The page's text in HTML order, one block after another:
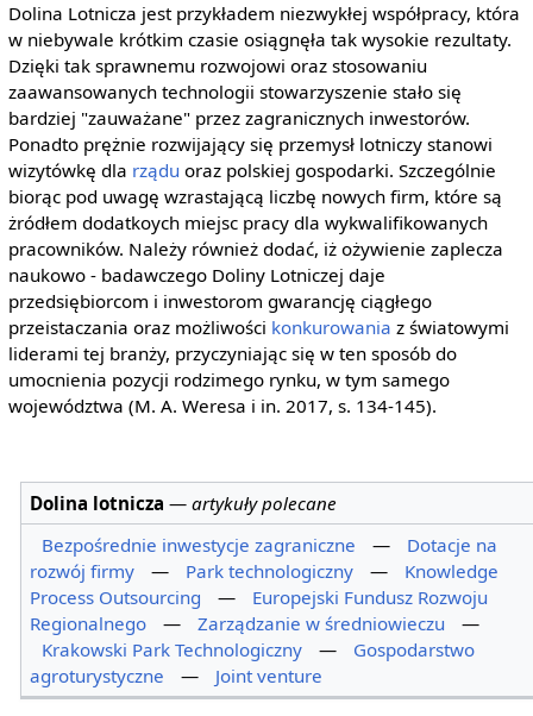
Dolina Lotnicza jest przykładem niezwykłej współpracy, która
w niebywale krótkim czasie osiągnęła tak wysokie rezultaty.
Dzięki tak sprawnemu rozwojowi oraz stosowaniu
zaawansowanych technologii stowarzyszenie stało się
bardziej "zauważane" przez zagranicznych inwestorów.
Ponadto prężnie rozwijający się przemysł lotniczy stanowi
wizytówkę dla rządu oraz polskiej gospodarki. Szczególnie
biorąc pod uwagę wzrastającą liczbę nowych firm, które są
żródłem dodatkoych miejsc pracy dla wykwalifikowanych
pracowników. Należy również dodać, iż ożywienie zaplecza
naukowo - badawczego Doliny Lotniczej daje
przedsiębiorcom i inwestorom gwarancję ciągłego
przeistaczania oraz możliwości konkurowania z światowymi
liderami tej branży, przyczyniając się w ten sposób do
umocnienia pozycji rodzimego rynku, w tym samego
województwa (M. A. Weresa i in. 2017, s. 134-145).
Dolina lotnicza —artykuły polecane
Bezpośrednie inwestycje zagraniczne
—
Dotacje na
rozwój firmy
— Park technologiczny —
Knowledge
Process Outsourcing
—
Europejski Fundusz Rozwoju
Regionalnego
— Zarządzanie w średniowieczu
—
Krakowski Park Technologiczny
—
Gospodarstwo
agroturystyczne
— Joint venture